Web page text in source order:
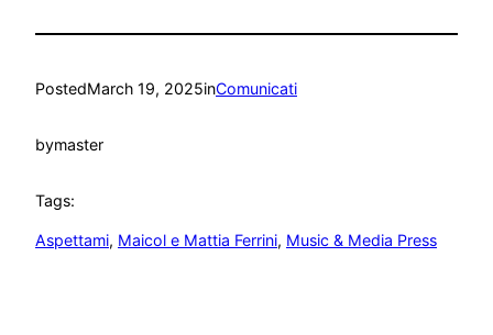
PostedMarch 19, 2025inComunicati
bymaster
Tags:
Aspettami, Maicol e Mattia Ferrini, Music & Media Press